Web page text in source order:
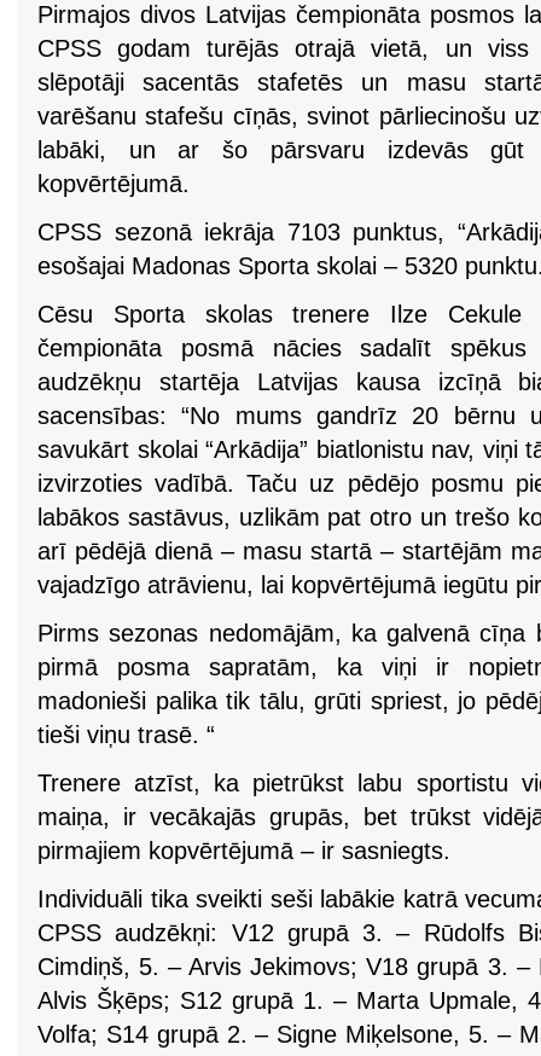
Pirmajos divos Latvijas čempionāta posmos
CPSS godam turējās otrajā vietā, un
slēpotāji sacentās stafetēs un masu
varēšanu stafešu cīņās, svinot pārliecinošu
labāki, un ar šo pārsvaru izdevās gūt
kopvērtējumā.
CPSS sezonā iekrāja 7103 punktus,
esošajai Madonas Sporta skolai – 5320
Cēsu Sporta skolas trenere Ilze Cekule
čempionāta posmā nācies sadalīt
audzēkņu startēja Latvijas kausa izcīņā
sacensības: “No mums gandrīz 20 bērnu
savukārt skolai “Arkādija” biatlonistu nav, viņi
izvirzoties vadībā. Taču uz pēdējo posmu
labākos sastāvus, uzlikām pat otro un trešo
arī pēdējā dienā – masu startā – startējām
vajadzīgo atrāvienu, lai kopvērtējumā iegūtu
Pirms sezonas nedomājām, ka galvenā cīņa
pirmā posma sapratām, ka viņi ir
madonieši palika tik tālu, grūti spriest, jo
tieši viņu trasē. “
Trenere atzīst, ka pietrūkst labu sportistu
maiņa, ir vecākajās grupās, bet trūkst
pirmajiem kopvērtējumā – ir sasniegts.
Individuāli tika sveikti seši labākie katrā
CPSS audzēkņi: V12 grupā 3. – Rūdolfs
Cimdiņš, 5. – Arvis Jekimovs; V18 grupā 3.
Alvis Šķēps; S12 grupā 1. – Marta Upmale,
Volfa; S14 grupā 2. – Signe Miķelsone, 5. –